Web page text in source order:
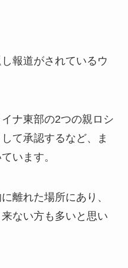
報道がされているウ
ナ東部の2つの親ロシ
て承認するなど、ま
います。
離れた場所にあり、
ない方も多いと思い